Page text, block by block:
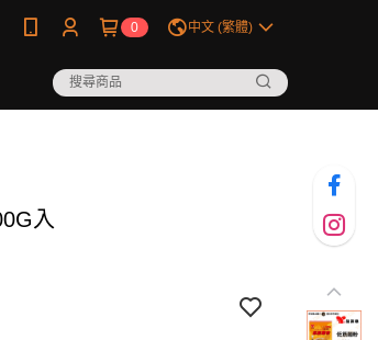
0 中文 (繁體)
入